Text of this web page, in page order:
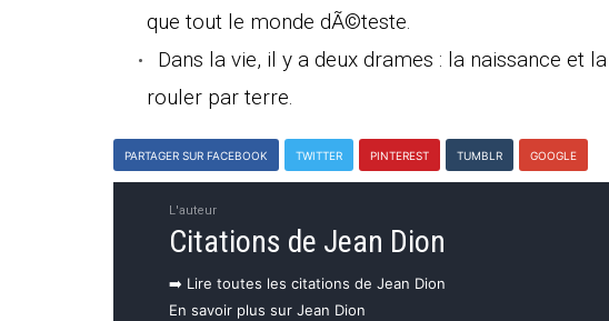
que tout le monde dÃ©teste.
Dans la vie, il y a deux drames : la naissance et
rouler par terre.
PARTAGER SUR FACEBOOK TWITTER PINTEREST TUMBLR GOOGLE
L'auteur
Citations de Jean Dion
➡️ Lire toutes les citations de Jean Dion
En savoir plus sur Jean Dion